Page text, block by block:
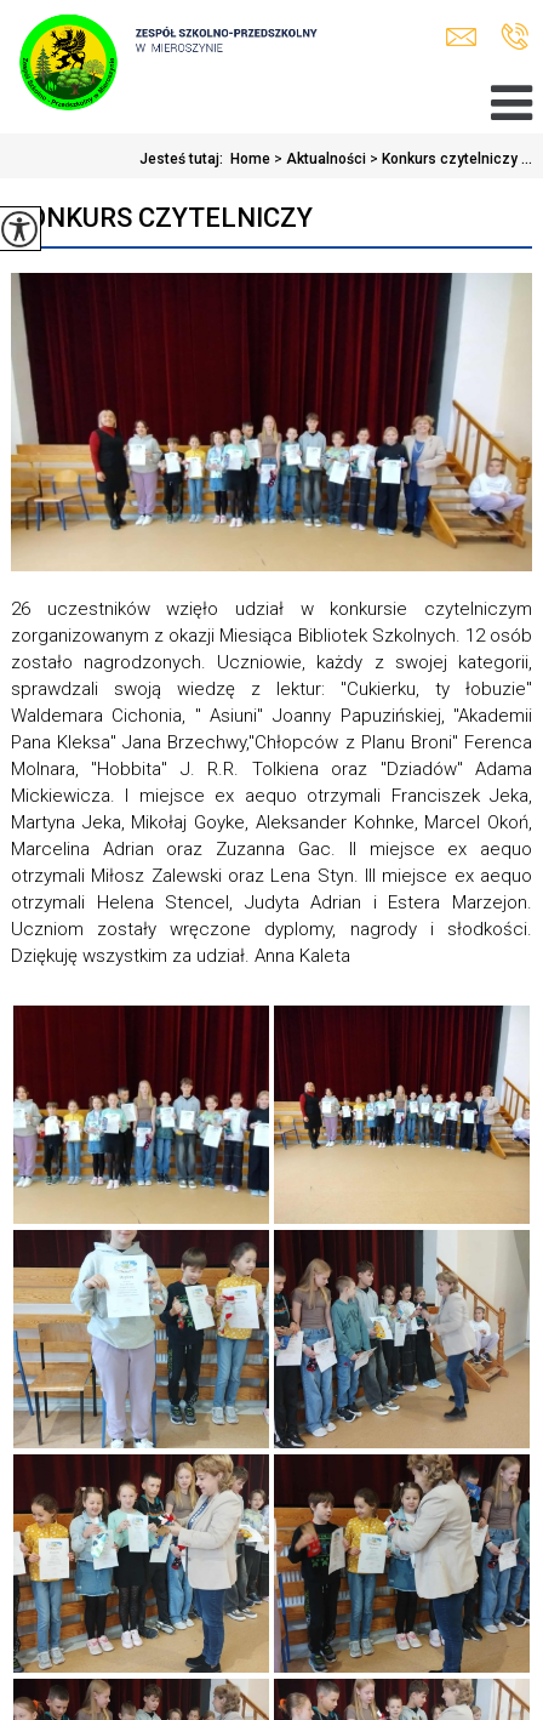
Jesteś tutaj: Home > Aktualności > Konkurs czytelniczy ...
KONKURS CZYTELNICZY
26 uczestników wzięło udział w konkursie czytelniczym
zorganizowanym z okazji Miesiąca Bibliotek Szkolnych. 12 osób
zostało nagrodzonych. Uczniowie, każdy z swojej kategorii,
sprawdzali swoją wiedzę z lektur: "Cukierku, ty łobuzie"
Waldemara Cichonia, " Asiuni" Joanny Papuzińskiej, "Akademii
Pana Kleksa" Jana Brzechwy,"Chłopców z Planu Broni" Ferenca
Molnara, "Hobbita" J. R.R. Tolkiena oraz "Dziadów" Adama
Mickiewicza. I miejsce ex aequo otrzymali Franciszek Jeka,
Martyna Jeka, Mikołaj Goyke, Aleksander Kohnke, Marcel Okoń,
Marcelina Adrian oraz Zuzanna Gac. II miejsce ex aequo
otrzymali Miłosz Zalewski oraz Lena Styn. III miejsce ex aequo
otrzymali Helena Stencel, Judyta Adrian i Estera Marzejon.
Uczniom zostały wręczone dyplomy, nagrody i słodkości.
Dziękuję wszystkim za udział. Anna Kaleta